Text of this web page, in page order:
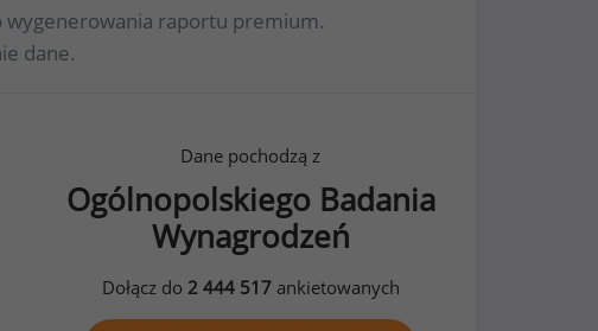
wygenerowania raportu premium.
dane.
Dane pochodzą z
Ogólnopolskiego Badania
Wynagrodzeń
Dołącz do 2 444 517ankietowanych